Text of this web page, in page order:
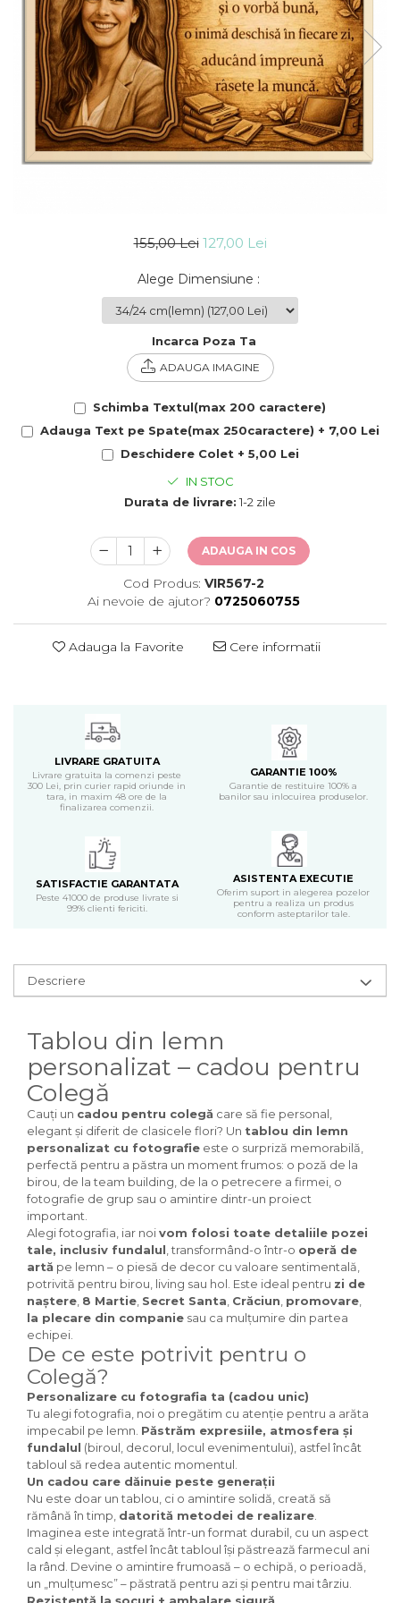
Cadouri Fiu/Fiică
Cadouri Bunici
Cadouri Cumnați
Cadouri Pisici/Câini
Cadouri Meserii&Hobby
Cadouri Apicultori
Cadouri Doctori/Asistente
Cadouri Farmacisti
Cadouri Fotbalisti
Cadouri Motociclisti
Cadouri Politisti
Cadouri Stomatologi
Cadouri Tractoristi
Cadouri Vanatori/Padurari
Cadre Didactice
155,00 Lei 127,00 Lei
Alege Dimensiune :
Incarca Poza Ta
ADAUGA IMAGINE
Schimba Textul(max 200 caractere)
Adauga Text pe Spate(max 250caractere) + 7,00 Lei
Deschidere Colet + 5,00 Lei
IN STOC
Durata de livrare: 1-2 zile
ADAUGA IN COS
Cod Produs: VIR567-2
Ai nevoie de ajutor? 0725060755
Adauga la Favorite Cere informatii
LIVRARE GRATUITA
Livrare gratuita la comenzi peste
300 Lei, prin curier rapid oriunde in
tara, in maxim 48 ore de la
finalizarea comenzii.
GARANTIE 100%
Garantie de restituire 100% a
banilor sau inlocuirea produselor.
SATISFACTIE GARANTATA
Peste 41000 de produse livrate si
99% clienti fericiti.
ASISTENTA EXECUTIE
Oferim suport in alegerea pozelor
pentru a realiza un produs
conform asteptarilor tale.
Descriere
Tablou din lemn
personalizat – cadou pentru
Colegă
Cauți un cadou pentru colegă care să fie personal,
elegant și diferit de clasicele flori? Un tablou din lemn
personalizat cu fotografie este o surpriză memorabilă,
perfectă pentru a păstra un moment frumos: o poză de la
birou, de la team building, de la o petrecere a firmei, o
fotografie de grup sau o amintire dintr-un proiect
important.
Alegi fotografia, iar noivom folosi toate detaliile pozei
tale, inclusiv fundalul , transformând-o într-o operă de
artă pe lemn – o piesă de decor cu valoare sentimentală,
potrivită pentru birou, living sau hol. Este ideal pentru zi de
naștere 8 Martie Secret Santa Crăciun promovare
la plecare din companie sau ca mulțumire din partea
echipei.
De ce este potrivit pentru o
Colegă?
Personalizare cu fotografia ta (cadou unic)
Tu alegi fotografia, noi o pregătim cu atenție pentru a arăta
impecabil pe lemn. Păstrăm expresiile, atmosfera și
fundalul (biroul, decorul, locul evenimentului), astfel încât
tabloul să redea autentic momentul.
Un cadou care dăinuie peste generații
Nu este doar un tablou, ci o amintire solidă, creată să
rămână în timp, datorită metodei de realizare
Imaginea este integrată într-un format durabil, cu un aspect
cald și elegant, astfel încât tabloul își păstrează farmecul ani
la rând. Devine o amintire frumoasă – o echipă, o perioadă,
un „mulțumesc” – păstrată pentru azi și pentru mai târziu.